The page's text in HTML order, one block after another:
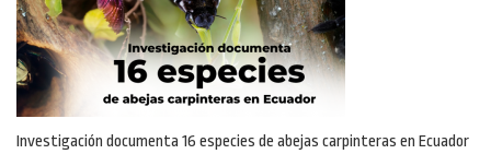
Investigación documenta 16 especies de abejas carpinteras en Ecuador